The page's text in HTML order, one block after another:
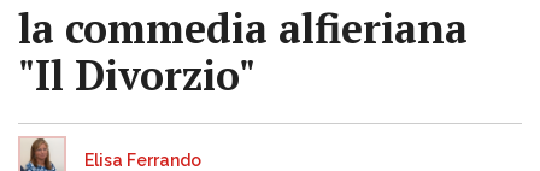
la commedia alfieriana
"Il Divorzio"
Elisa Ferrando